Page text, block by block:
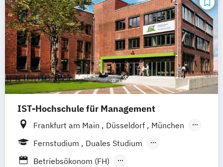
IST-Hochschule für Management
Frankfurt am Main Düsseldorf
München
Berlin
Hamburg Weil am Rhein
Fernstudium
Duales Studium
Fernlehrgang
Betriebsökonom (FH)